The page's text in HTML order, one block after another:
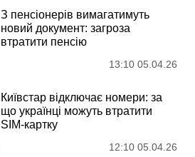
З пенсіонерів вимагатимуть
новий документ: загроза
втратити пенсію
13:10 05.04.26
Київстар відключає номери: за
що українці можуть втратити
SIM-картку
12:10 05.04.26